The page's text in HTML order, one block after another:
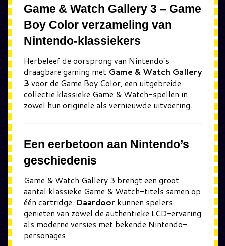
Game & Watch Gallery 3 – Game
Boy Color verzameling van
Nintendo-klassiekers
Herbeleef de oorsprong van Nintendo’s
draagbare gaming met Game & Watch Gallery
3 voor de Game Boy Color, een uitgebreide
collectie klassieke Game & Watch-spellen in
zowel hun originele als vernieuwde uitvoering.
Een eerbetoon aan Nintendo’s
geschiedenis
Game & Watch Gallery 3 brengt een groot
aantal klassieke Game & Watch-titels samen op
één cartridge. Daardoor kunnen spelers
genieten van zowel de authentieke LCD-ervaring
als moderne versies met bekende Nintendo-
personages.